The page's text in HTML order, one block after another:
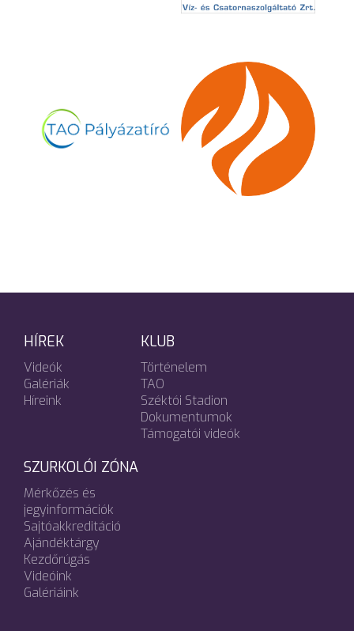
HÍREK
Videók
Galériák
Híreink
KLUB
Történelem
TAO
Széktói Stadion
Dokumentumok
Támogatói videók
SZURKOLÓI ZÓNA
Mérkőzés és
jegyinformációk
Sajtóakkreditáció
Ajándéktárgy
Kezdőrúgás
Videóink
Galériáink